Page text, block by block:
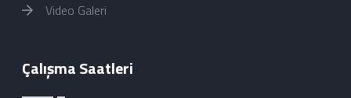
Video Galeri
Çalışma Saatleri